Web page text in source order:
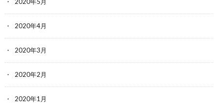
2020年4月
2020年3月
2020年2月
2020年1月